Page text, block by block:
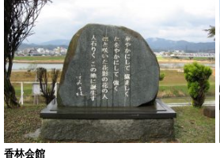
香林会館